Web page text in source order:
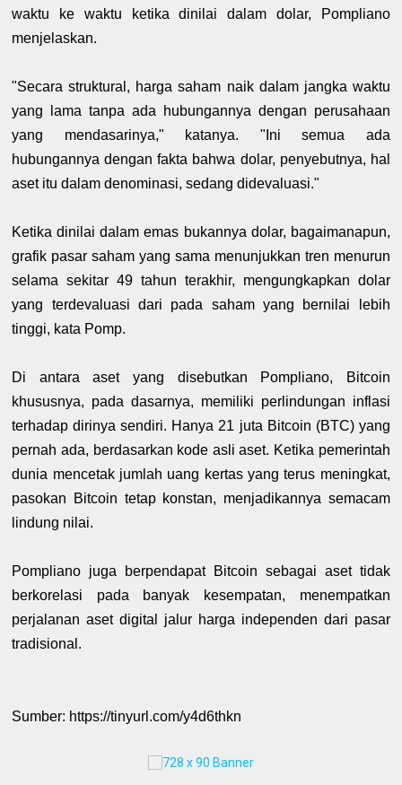
waktu ke waktu ketika dinilai dalam dolar, Pompliano
menjelaskan.
"Secara struktural, harga saham naik dalam jangka waktu
yang lama tanpa ada hubungannya dengan perusahaan
yang mendasarinya," katanya. "Ini semua ada
hubungannya dengan fakta bahwa dolar, penyebutnya, hal
aset itu dalam denominasi, sedang didevaluasi."
Ketika dinilai dalam emas bukannya dolar, bagaimanapun,
grafik pasar saham yang sama menunjukkan tren menurun
selama sekitar 49 tahun terakhir, mengungkapkan dolar
yang terdevaluasi dari pada saham yang bernilai lebih
tinggi, kata Pomp.
Di antara aset yang disebutkan Pompliano, Bitcoin
khususnya, pada dasarnya, memiliki perlindungan inflasi
terhadap dirinya sendiri. Hanya 21 juta Bitcoin (BTC) yang
pernah ada, berdasarkan kode asli aset. Ketika pemerintah
dunia mencetak jumlah uang kertas yang terus meningkat,
pasokan Bitcoin tetap konstan, menjadikannya semacam
lindung nilai.
Pompliano juga berpendapat Bitcoin sebagai aset tidak
berkorelasi pada banyak kesempatan, menempatkan
perjalanan aset digital jalur harga independen dari pasar
tradisional.
Sumber: https://tinyurl.com/y4d6thkn